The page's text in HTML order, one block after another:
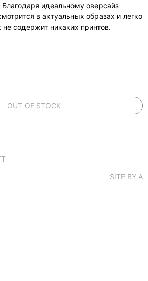
OUT OF STOCK
Благодаря идеальному оверсайз
в актуальных образах и легко
не содержит никаких принтов.
SITE BY A